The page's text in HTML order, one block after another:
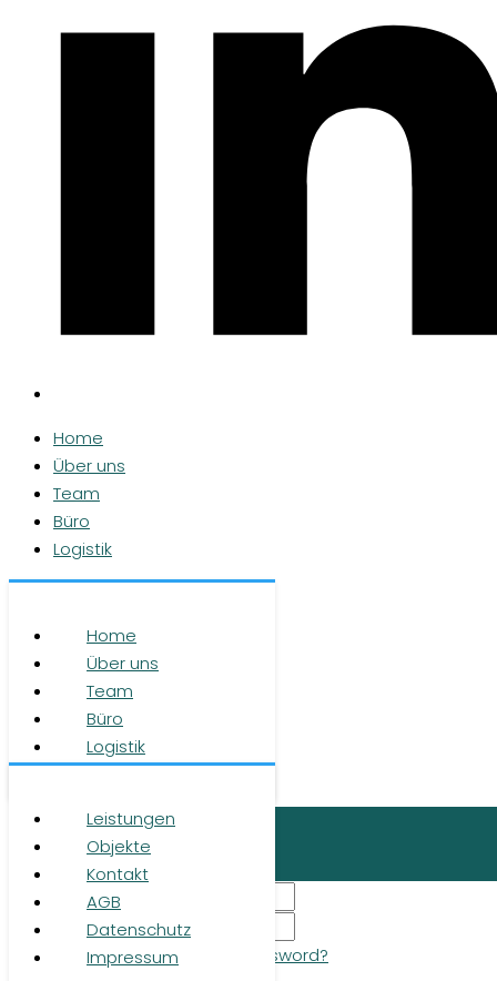
Home
Über uns
Team
Büro
Logistik
Home
Über uns
Team
Büro
Logistik
Kontakt
AGB
Datenschutz
Impressum
Leistungen
Objekte
Kontakt
AGB
Datenschutz
Impressum
Login
Remember meLost your password?